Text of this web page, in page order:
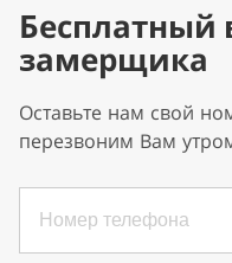
Бесплатный
замерщика
Оставьте нам свой
перезвоним Вам